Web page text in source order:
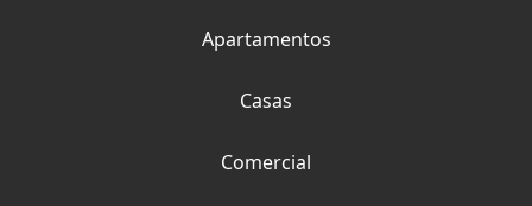
Apartamentos
Casas
Comercial